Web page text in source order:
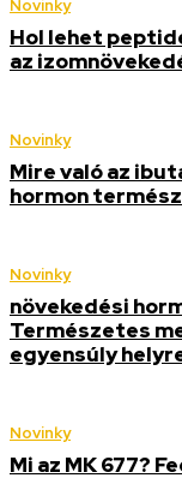
Novinky
Hol lehet
az
Novinky
Mire való az
hormon
Novinky
növekedési
Természetes
egyensúly
Novinky
Mi az MK 677?